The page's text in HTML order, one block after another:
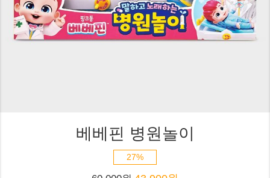
베베핀 병원놀이
27%